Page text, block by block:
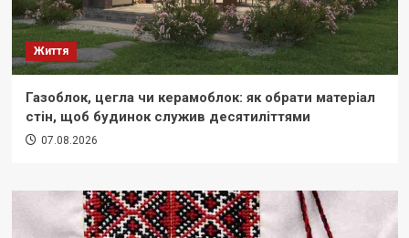
Життя
Газоблок, цегла чи керамоблок: як обрати матеріал
стін, щоб будинок служив десятиліттями
07.08.2026